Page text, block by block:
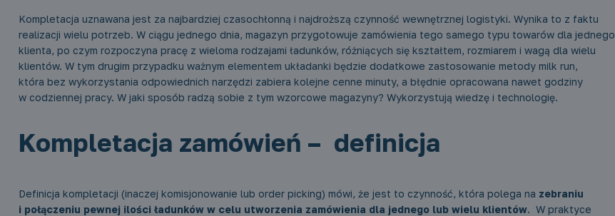
Kompletacja uznawana jest za najbardziej czasochłonną i najdroższą czynność wewnętrznej logistyki. Wynika to z faktu
realizacji wielu potrzeb. W ciągu jednego dnia, magazyn przygotowuje zamówienia tego samego typu towarów dla jednego
klienta, po czym rozpoczyna pracę z wieloma rodzajami ładunków, różniących się kształtem, rozmiarem i wagą dla wielu
klientów. W tym drugim przypadku ważnym elementem układanki będzie dodatkowe zastosowanie metody milk run,
która bez wykorzystania odpowiednich narzędzi zabiera kolejne cenne minuty, a błędnie opracowana nawet godziny
w codziennej pracy. W jaki sposób radzą sobie z tym wzorcowe magazyny? Wykorzystują wiedzę i technologię.
Kompletacja zamówień – definicja
Definicja kompletacji (inaczej komisjonowanie lub order picking) mówi, że jest to czynność, która polega na zebraniu
i połączeniu pewnej ilości ładunków w celu utworzenia zamówienia dla jednego lub wielu klientów. W praktyce